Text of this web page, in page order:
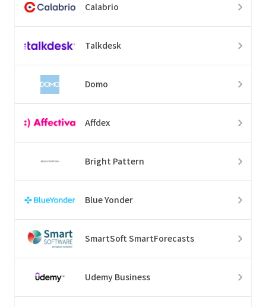
Calabrio
Talkdesk
Domo
Affdex
Bright Pattern
Blue Yonder
SmartSoft SmartForecasts
Udemy Business